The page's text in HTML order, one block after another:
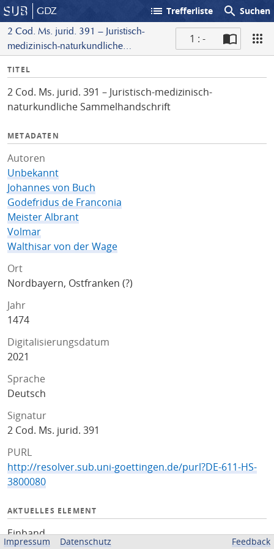
GDZ list Trefferliste search Suchen
2 Cod. Ms. jurid. 391 – Juristisch-
medizinisch-naturkundliche
1 : -
I
f
o
TITEL
2 Cod. Ms. jurid. 391 – Juristisch-medizinisch-
naturkundliche Sammelhandschrift
METADATEN
Autoren
Unbekannt
Johannes von Buch
Godefridus de Franconia
Meister Albrant
Volmar
Walthisar von der Wage
Ort
Nordbayern, Ostfranken (?)
Jahr
1474
Digitalisierungsdatum
2021
Sprache
Deutsch
Signatur
2 Cod. Ms. jurid. 391
PURL
http://resolver.sub.uni-goettingen.de/purl?DE-611-HS-
3800080
AKTUELLES ELEMENT
Einband
Impressum Datenschutz Feedback